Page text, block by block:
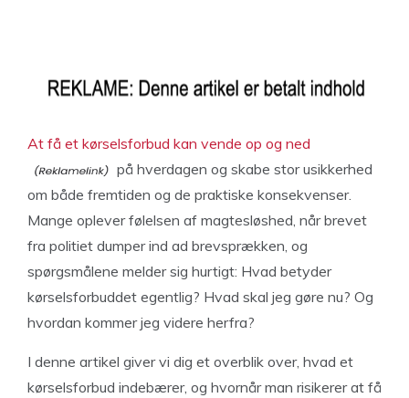
At få et kørselsforbud kan vende op og ned
på hverdagen og skabe stor usikkerhed
om både fremtiden og de praktiske konsekvenser.
Mange oplever følelsen af magtesløshed, når brevet
fra politiet dumper ind ad brevsprækken, og
spørgsmålene melder sig hurtigt: Hvad betyder
kørselsforbuddet egentlig? Hvad skal jeg gøre nu? Og
hvordan kommer jeg videre herfra?
I denne artikel giver vi dig et overblik over, hvad et
kørselsforbud indebærer, og hvornår man risikerer at få